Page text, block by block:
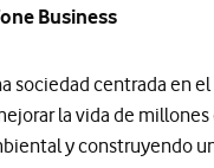
Business
sociedad centrada en
la vida de
y construyendo